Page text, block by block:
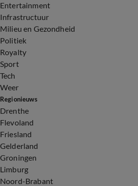
Entertainment
Infrastructuur
Milieu en Gezondheid
Politiek
Royalty
Sport
Tech
Weer
Regionieuws
Drenthe
Flevoland
Friesland
Gelderland
Groningen
Limburg
Noord-Brabant